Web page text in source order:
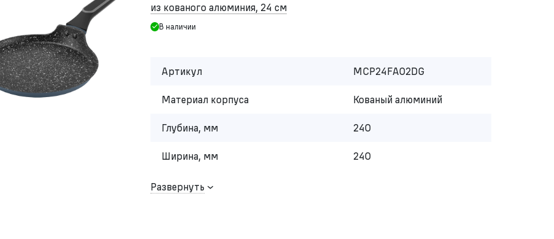
из кованого алюминия, 24 см
В наличии
Артикул MCP24FA02DG
Материал корпуса Кованый алюминий
Глубина, мм 240
Ширина, мм 240
Развернуть